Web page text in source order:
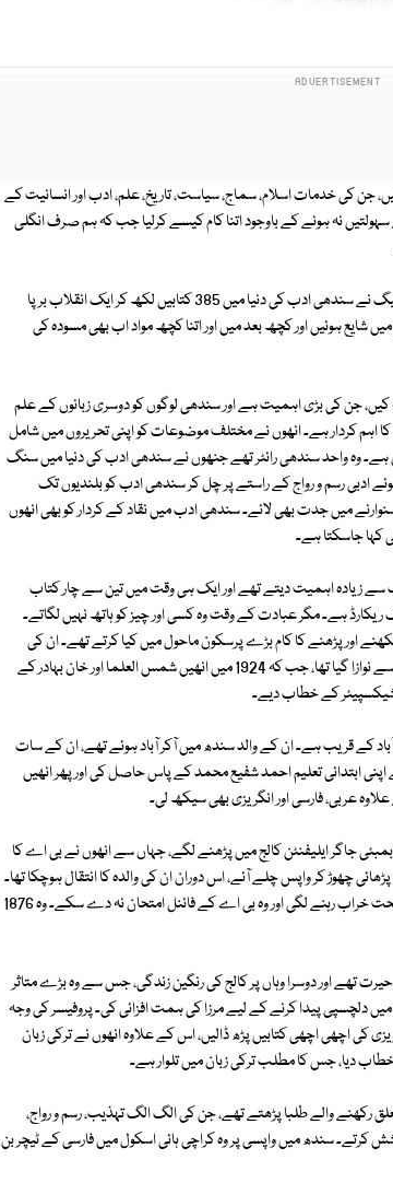
جن کی خدمات اسلام، سماج، سیاست، تاریخ، علم، ادب اور انسانیت کے
نہ ہونے کے باوجود اتنا کام کیسے کرلیا جب کہ ہم صرف انگلی
سندھ کی معروف اور مقبول ادبی اور علمی شخصیت شمس العلما مرزا قلیچ بیگ نے سندھی ادب کی دنیا میں 385 کتابیں لکھ کر ایک انقلاب برپا
شایع ہوئیں اور کچھ بعد میں اور اتنا کچھ مواد اب بھی مسودہ کی
کیں، جن کی بڑی اہمیت ہے اور سندھی لوگوں کو دوسری زبانوں کے علم
اہم کردار ہے۔ انھوں نے مختلف موضوعات کو اپنی تحریروں میں شامل
ہے۔ وہ واحد سندھی رائٹر تھے جنھوں نے سندھی ادب کی دنیا میں سنگ
ادبی رسم و رواج کے راستے پر چل کر سندھی ادب کو بلندیوں تک
میں جدت بھی لائے۔ سندھی ادب میں نقاد کے کردار کو بھی انھوں
کہا جاسکتا ہے۔
زیادہ اہمیت دیتے تھے اور ایک ہی وقت میں تین سے چار کتاب
ریکارڈ ہے۔ مگر عبادت کے وقت وہ کسی اور چیز کو ہاتھ نہیں لگاتے۔
اور پڑھنے کا کام بڑے پرسکون ماحول میں کیا کرتے تھے۔ ان کی
علمی اور ادبی خدمات کے سلسلے میں انھیں 1906 میں قیصر ہند کے ٹائٹل سے نوازا گیا تھا، جب کہ 1924 میں انھیں شمس العلما اور خان بہادر کے
کے خطاب دیے۔
ہوئے جو حیدرآباد کے قریب ہے۔ ان کے والد سندھ میں آکر آباد ہوئے تھے، ان کے سات
اپنی ابتدائی تعلیم احمد شفیع محمد کے پاس حاصل کی اور پھر انھیں
عربی، فارسی اور انگریزی بھی سیکھ لی۔
ورنیکیولر اسکول حیدرآباد میں داخل ہوئے۔ 1873 میں وہ بمبئی جاگر ایلیفنٹن کالج میں پڑھنے لگے، جہاں سے انھوں نے بی اے کا
چھوڑ کر واپس چلے آئے، اس دوران ان کی والدہ کا انتقال ہوچکا تھا۔
اس صدمے سے وہ ذہنی طور پر پریشان رہنے لگے، جس کی وجہ سے ان کی صحت خراب رہنے لگی اور وہ بی اے کے فائنل امتحان نہ دے سکے۔ وہ 1876
تھے اور دوسرا وہاں پر کالج کی رنگین زندگی، جس سے وہ بڑے متاثر
دلچسپی پیدا کرنے کے لیے مرزا کی ہمت افزائی کی۔ پروفیسر کی وجہ
کی اچھی اچھی کتابیں پڑھ ڈالیں، اس کے علاوہ انھوں نے ترکی زبان
دیا، جس کا مطلب ترکی زبان میں تلوار ہے۔
رکھنے والے طلبا پڑھتے تھے، جن کی الگ الگ تہذیب، رسم و رواج،
کرتے۔ سندھ میں واپسی پر وہ کراچی ہائی اسکول میں فارسی کے ٹیچر بن